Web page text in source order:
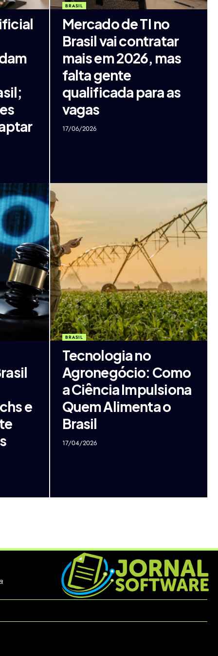
BRASIL
Mercado de TI no
Brasil vai contratar
mais em 2026, mas
falta gente
qualificada para as
vagas
17/06/2026
e
BRASIL
Tecnologia no
Agronegócio: Como
a Ciência Impulsiona
Quem Alimenta o
Brasil
17/04/2026